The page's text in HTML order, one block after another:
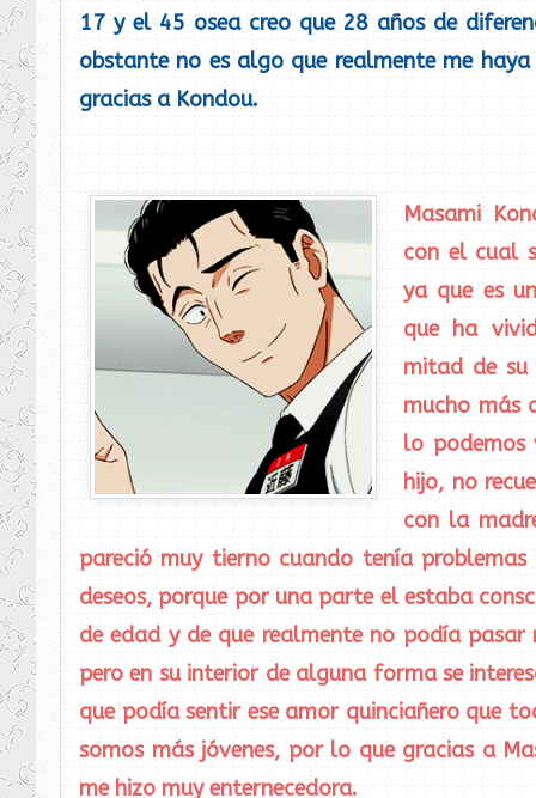
17 y el 45 osea creo que 28 años de
obstante no es algo que realmente me
gracias a Kondou.
Masami
con el cual
ya que es
que ha
mitad de su
mucho más
lo podemos
hijo, no
con la
pareció muy tierno cuando tenía problemas
deseos, porque por una parte el estaba
de edad y de que realmente no podía pasar
pero en su interior de alguna forma se
que podía sentir ese amor quinciañero que
somos más jóvenes, por lo que gracias a
me hizo muy enternecedora.